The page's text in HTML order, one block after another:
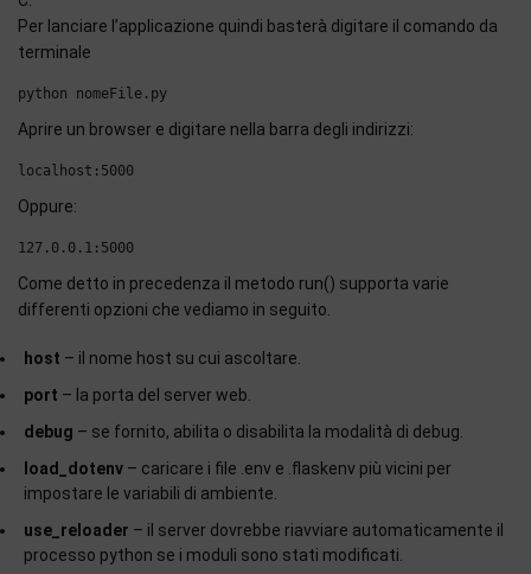
Per lanciare l’applicazione quindi basterà digitare il comando da
terminale
Aprire un browser e digitare nella barra degli indirizzi:
Oppure:
Come detto in precedenza il metodo run() supporta varie
differenti opzioni che vediamo in seguito.
host – il nome host su cui ascoltare.
port – la porta del server web.
debug – se fornito, abilita o disabilita la modalità di debug.
load_dotenv – caricare i file .env e .flaskenv più vicini per
impostare le variabili di ambiente.
use_reloader – il server dovrebbe riavviare automaticamente il
processo python se i moduli sono stati modificati.